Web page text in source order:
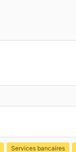
Services bancaires